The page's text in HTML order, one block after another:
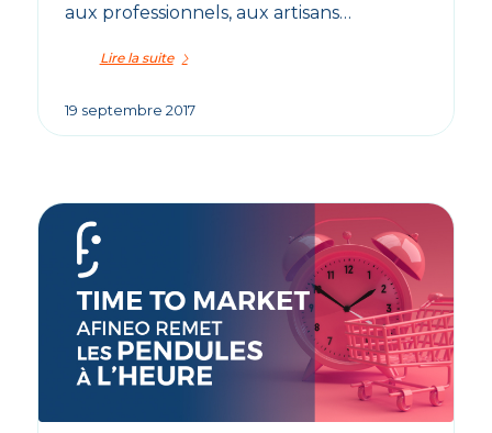
aux professionnels, aux artisans…
Lire la suite
19 septembre 2017